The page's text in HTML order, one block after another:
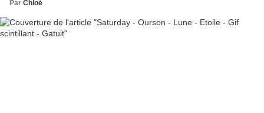
Par Chloé